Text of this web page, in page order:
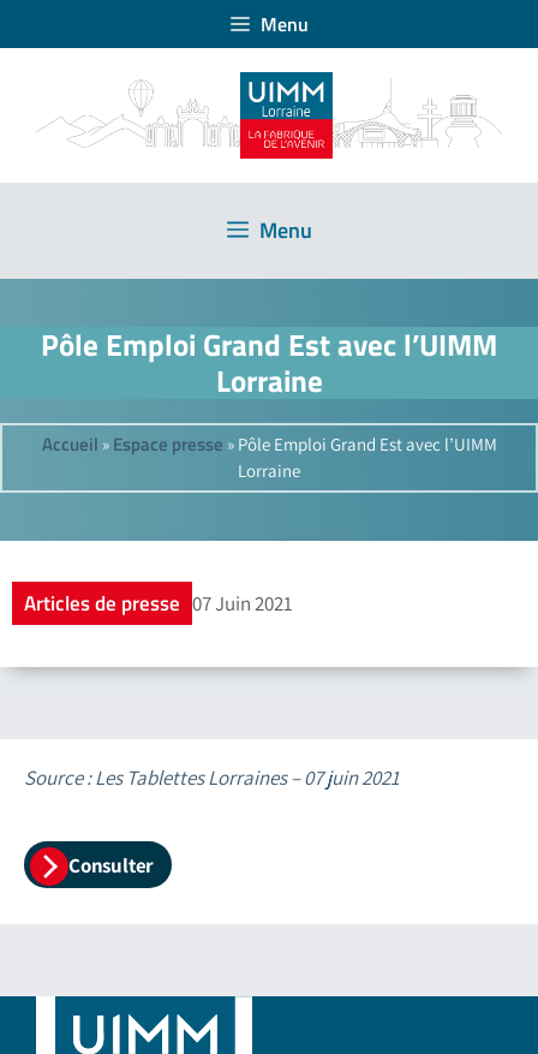
Menu
Menu
Pôle Emploi Grand Est avec l’UIMM
Lorraine
Accueil » Espace presse » Pôle Emploi Grand Est avec l’UIMM
Lorraine
Articles de presse 07 Juin 2021
Source : Les Tablettes Lorraines – 07 juin 2021
Consulter